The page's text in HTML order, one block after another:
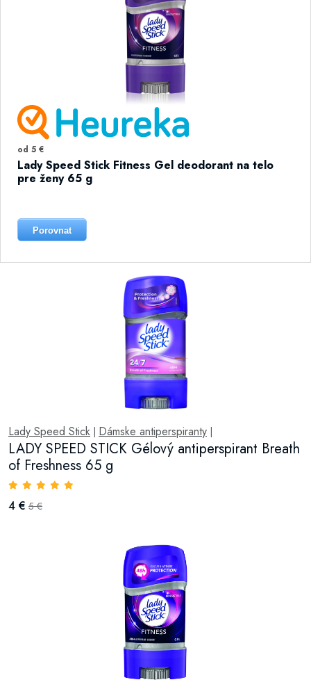
od 5 €
Lady Speed Stick Fitness Gel deodorant na telo
pre ženy 65 g
Porovnat
Lady Speed Stick Dámske antiperspiranty
LADY SPEED STICK Gélový antiperspirant Breath
of Freshness 65 g
4 € 5 €